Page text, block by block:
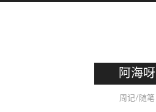
阿海呀
周记/随笔